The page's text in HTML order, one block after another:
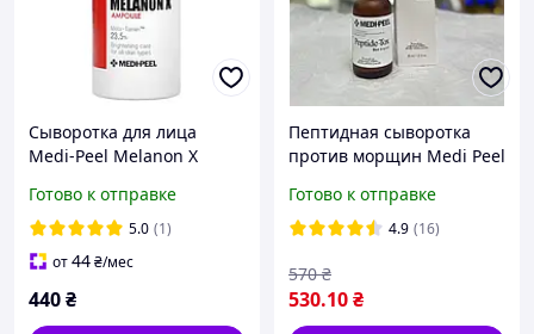
Сыворотка для лица
Medi-Peel Melanon X
Готово к отправке
5.0 (1)
от44₴/мес
440₴
Пептидная сыворотка
против морщин Medi Peel
30мл
Готово к отправке
4.9 (16)
530.10₴
570 ₴